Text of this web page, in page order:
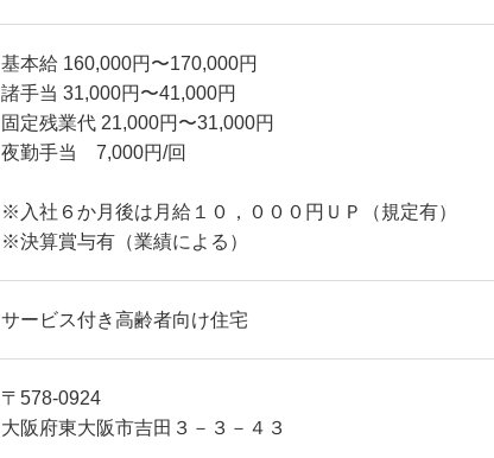
基本給 160,000円〜170,000円
諸手当 31,000円〜41,000円
固定残業代 21,000円〜31,000円
夜勤手当 7,000円/回
※入社６か月後は月給１０，０００円ＵＰ（規定有）
※決算賞与有（業績による）
サービス付き高齢者向け住宅
〒578-0924
大阪府東大阪市吉田３－３－４３